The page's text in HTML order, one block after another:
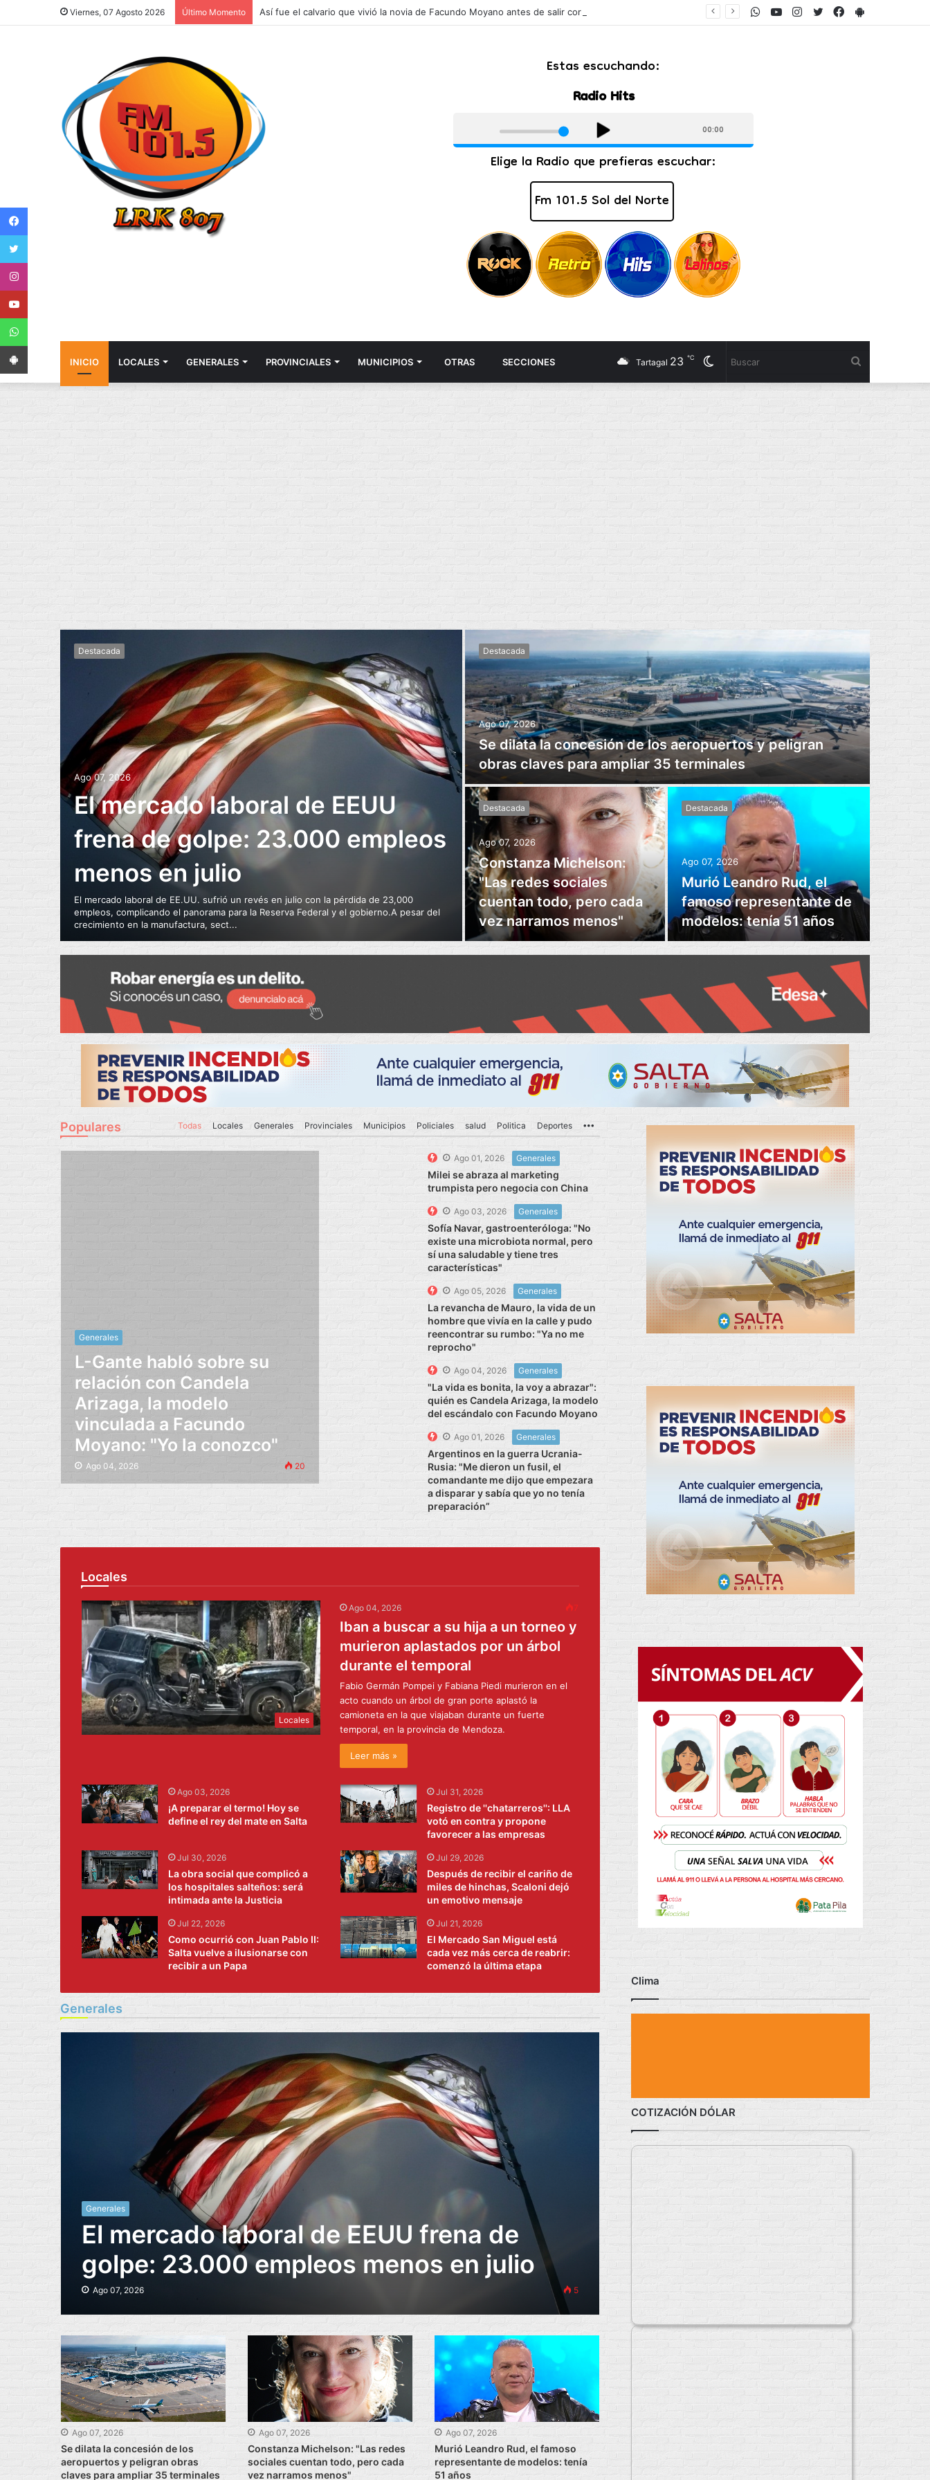
Viernes, 07 Agosto 2026 Último Momento Así fue el calvario que vivió la novia de Facundo Moyano antes de salir corriendo a la calle PlayStore
Facebook
Twitter
Instagram
Youtube
WhatsApp
INICIO LOCALES GENERALES PROVINCIALES MUNICIPIOS OTRAS SECCIONES Cambiar
Tartagal 23 ℃
Destacada
Ago 07, 2026
El mercado laboral de EEUU
frena de golpe: 23.000 empleos
menos en julio
El mercado laboral de EE.UU. sufrió un revés en julio con la pérdida de 23,000
empleos, complicando el panorama para la Reserva Federal y el gobierno.A pesar del
crecimiento en la manufactura, sect...
Destacada
Ago 07, 2026
Se dilata la concesión de los aeropuertos y peligran
obras claves para ampliar 35 terminales
Destacada
Ago 07, 2026
Constanza Michelson:
"Las redes sociales
cuentan todo, pero cada
vez narramos menos"
Destacada
Ago 07, 2026
Murió Leandro Rud, el
famoso representante de
modelos: tenía 51 años
Populares Todas Locales Generales Provinciales Municipios Policiales salud Politica Deportes
Generales
L-Gante habló sobre su
relación con Candela
Arizaga, la modelo
vinculada a Facundo
Moyano: "Yo la conozco"
Ago 04, 2026 20
Ago 01, 2026 Generales
Milei se abraza al marketing
trumpista pero negocia con China
Ago 03, 2026 Generales
Sofía Navar, gastroenteróloga: "No
existe una microbiota normal, pero
sí una saludable y tiene tres
características"
Ago 05, 2026 Generales
La revancha de Mauro, la vida de un
hombre que vivía en la calle y pudo
reencontrar su rumbo: "Ya no me
reprocho"
Ago 04, 2026 Generales
"La vida es bonita, la voy a abrazar":
quién es Candela Arizaga, la modelo
del escándalo con Facundo Moyano
Ago 01, 2026 Generales
Argentinos en la guerra Ucrania-
Rusia: "Me dieron un fusil, el
comandante me dijo que empezara
a disparar y sabía que yo no tenía
preparación”
Locales
Locales
Ago 04, 2026 7
Iban a buscar a su hija a un torneo y
murieron aplastados por un árbol
durante el temporal
Fabio Germán Pompei y Fabiana Piedi murieron en el
acto cuando un árbol de gran porte aplastó la
camioneta en la que viajaban durante un fuerte
temporal, en la provincia de Mendoza.
Leer más »
Ago 03, 2026
¡A preparar el termo! Hoy se
define el rey del mate en Salta
Jul 31, 2026
Registro de ''chatarreros'': LLA
votó en contra y propone
favorecer a las empresas
Jul 30, 2026
La obra social que complicó a
los hospitales salteños: será
intimada ante la Justicia
Jul 29, 2026
Después de recibir el cariño de
miles de hinchas, Scaloni dejó
un emotivo mensaje
Jul 22, 2026
Como ocurrió con Juan Pablo II:
Salta vuelve a ilusionarse con
recibir a un Papa
Jul 21, 2026
El Mercado San Miguel está
cada vez más cerca de reabrir:
comenzó la última etapa
Generales
Generales
El mercado laboral de EEUU frena de
golpe: 23.000 empleos menos en julio
Ago 07, 2026 5
Ago 07, 2026
Se dilata la concesión de los
aeropuertos y peligran obras
claves para ampliar 35 terminales
Ago 07, 2026
Constanza Michelson: "Las redes
sociales cuentan todo, pero cada
vez narramos menos"
Ago 07, 2026
Murió Leandro Rud, el famoso
representante de modelos: tenía
51 años
Clima
COTIZACIÓN DÓLAR